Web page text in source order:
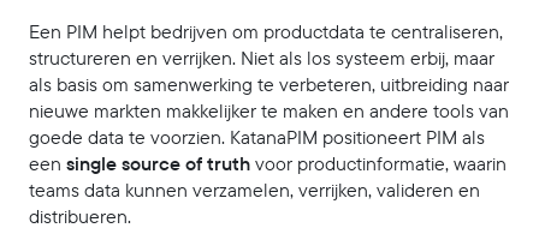
Een PIM helpt bedrijven om productdata te centraliseren,
structureren en verrijken. Niet als los systeem erbij, maar
als basis om samenwerking te verbeteren, uitbreiding naar
nieuwe markten makkelijker te maken en andere tools van
goede data te voorzien. KatanaPIM positioneert PIM als
een single source of truthvoor productinformatie, waarin
teams data kunnen verzamelen, verrijken, valideren en
distribueren.